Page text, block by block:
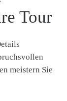
Tour
meistern Sie